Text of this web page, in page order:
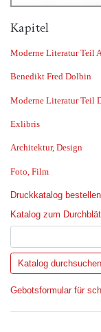
Kapitel
Moderne Literatur Teil
Benedikt Fred Dolbin
Moderne Literatur Teil
Exlibris
Architektur, Design
Foto, Film
Druckkatalog bestellen
Katalog zum
Gebotsformular für